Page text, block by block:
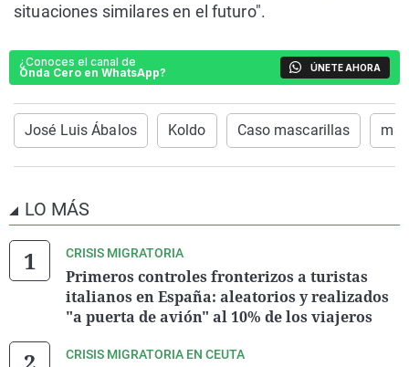
situaciones similares en el futuro".
¿Conoces el canal de
Onda Cero en WhatsApp?
ÚNETE AHORA
José Luis Ábalos Koldo Caso mascarillas
LO MÁS
CRISIS MIGRATORIA
Primeros controles fronterizos a turistas
italianos en España: aleatorios y realizados
"a puerta de avión" al 10% de los viajeros
CRISIS MIGRATORIA EN CEUTA